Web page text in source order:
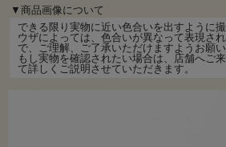
▼商品画像について
できる限り実物に近い色合いを出すように
ウザによっては、色合いが異なって表現さ
で、ご理解、ご了承いただけますようお願い
もし実物を確認されたい場合は、店舗へご
て詳しくご説明させていただきます。